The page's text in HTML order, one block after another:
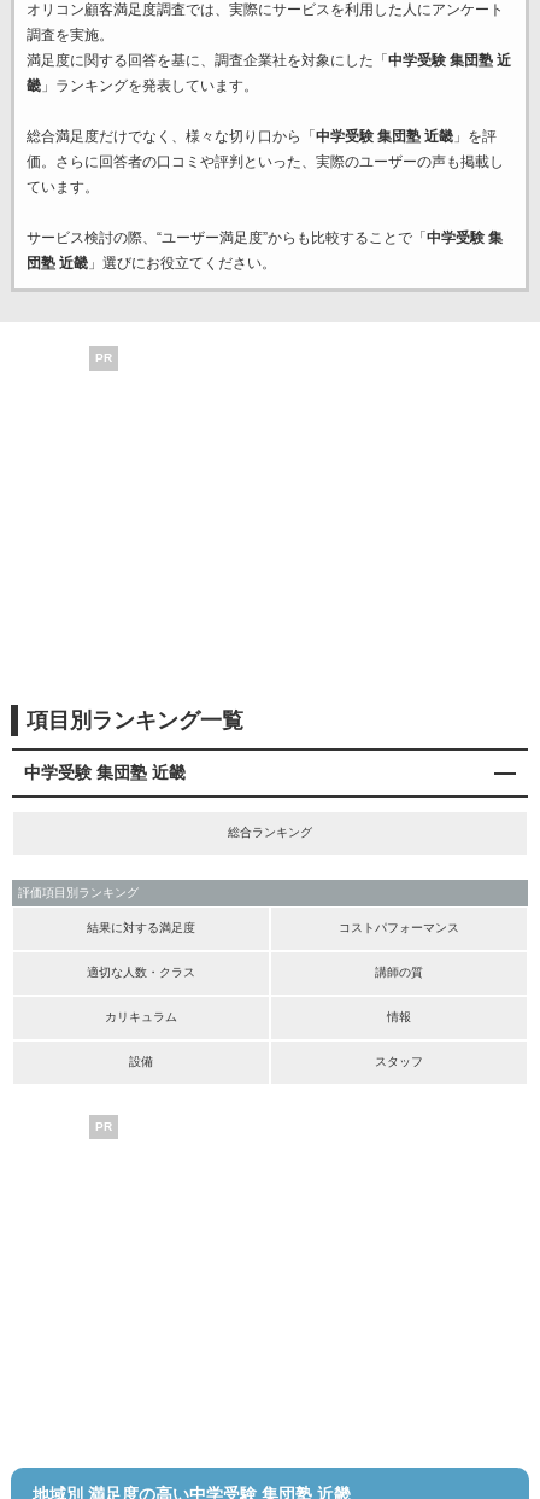
オリコン顧客満足度調査では、実際にサービスを利用した 人にアンケート
調査を実施。
満足度に関する回答を基に、調査企業社を対象にした「 中学受験 集団塾 近
畿」ランキングを発表しています。
総合満足度だけでなく、様々な切り口から「 中学受験 集団塾 近畿」を評
価。さらに回答者の口コミや評判といった、実際のユーザーの声も掲載し
ています。
サービス検討の際、“ユーザー満足度”からも比較することで「 中学受験 集
団塾 近畿」選びにお役立てください。
PR
項目別ランキング一覧
中学受験 集団塾 近畿
総合ランキング
評価項目別ランキング
結果に対する満足度 コストパフォーマンス
適切な人数・クラス 講師の質
カリキュラム 情報
設備 スタッフ
PR
地域別 満足度の高い中学受験 集団塾 近畿